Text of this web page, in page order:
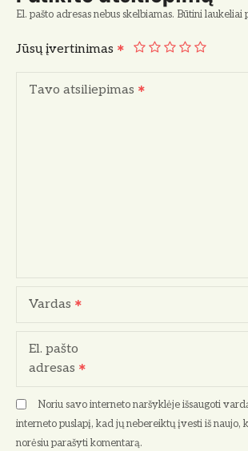
El. pašto adresas nebus skelbiamas. Būtini laukeliai
Jūsų įvertinimas
Tavo atsiliepimas
Vardas
El. pašto
adresas
Noriu savo interneto naršyklėje išsaugoti
interneto puslapį, kad jų nebereiktų įvesti iš naujo,
norėsiu parašyti komentarą.